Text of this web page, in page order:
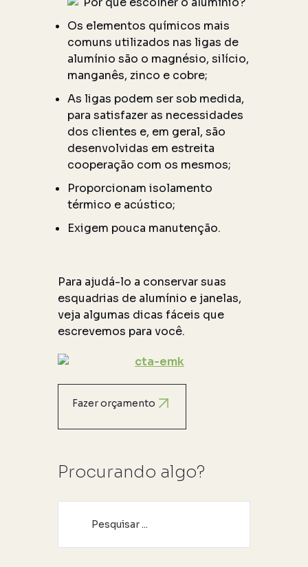
Os elementos químicos mais
comuns utilizados nas ligas de
alumínio são o magnésio, silício,
manganês, zinco e cobre;
As ligas podem ser sob medida,
para satisfazer as necessidades
dos clientes e, em geral, são
desenvolvidas em estreita
cooperação com os mesmos;
Proporcionam isolamento
térmico e acústico;
Exigem pouca manutenção.
Para ajudá-lo a conservar suas
esquadrias de alumínio e janelas,
veja algumas dicas fáceis que
escrevemos para você.
Fazer orçamento
Procurando algo?